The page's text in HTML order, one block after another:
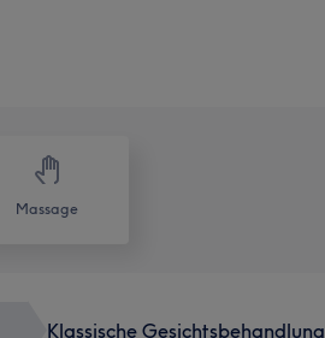
Massage
Klassische Gesichtsbehandlung